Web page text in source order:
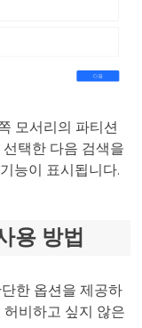
모서리의 파티션
택한 다음 검색을
능이 표시됩니다.
용 방법
한 옵션을 제공하
비하고 싶지 않은